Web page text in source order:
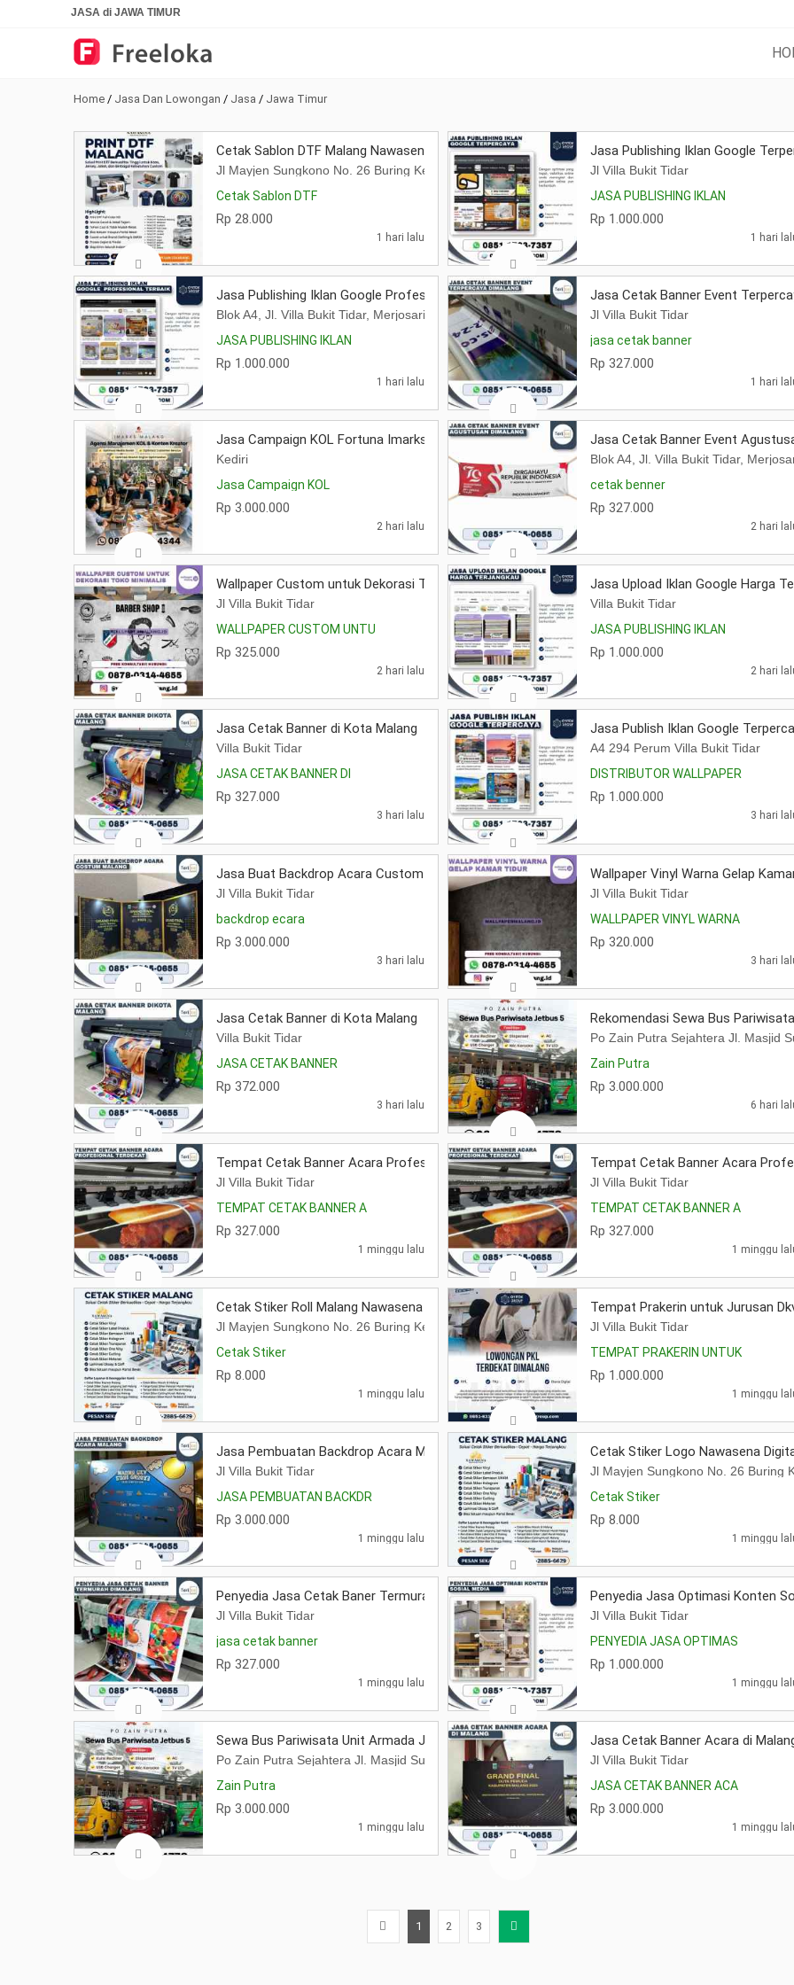
JASA di JAWA TIMUR
Home / Jasa Dan Lowongan / Jasa / Jawa Timur
Cetak Sablon DTF Malang Nawasena Digital Printing
Jl Mayjen Sungkono No. 26 Buring Kedungkandang Malang
Cetak Sablon DTF
Rp 28.000
1 hari lalu
Jasa Publishing Iklan Google
Jl Villa Bukit Tidar
JASA PUBLISHING IKLAN
Rp 1.000.000
1 hari
Jasa Publishing Iklan Google Profesional Terbaik
Blok A4, Jl. Villa Bukit Tidar, Merjosari, Kec. Lowokwaru, Kota Malang, Jawa Timur 65144
JASA PUBLISHING IKLAN
Rp 1.000.000
1 hari lalu
Jasa Cetak Banner Event
Jl Villa Bukit Tidar
jasa cetak banner
Rp 327.000
1 hari
Jasa Campaign KOL Fortuna Imarks di Jawa Timur
Kediri
Jasa Campaign KOL
Rp 3.000.000
2 hari lalu
Jasa Cetak Banner Event
Blok A4, Jl. Villa Bukit Tidar,
cetak benner
Rp 327.000
2 hari
Wallpaper Custom untuk Dekorasi Toko Minimalis
Jl Villa Bukit Tidar
WALLPAPER CUSTOM UNTU
Rp 325.000
2 hari lalu
Jasa Upload Iklan Google Harga
Villa Bukit Tidar
JASA PUBLISHING IKLAN
Rp 1.000.000
2 hari
Jasa Cetak Banner di Kota Malang
Villa Bukit Tidar
JASA CETAK BANNER DI
Rp 327.000
3 hari lalu
Jasa Publish Iklan Google
A4 294 Perum Villa Bukit Tidar
DISTRIBUTOR WALLPAPER
Rp 1.000.000
3 hari
Jasa Buat Backdrop Acara Custom Malang
Jl Villa Bukit Tidar
backdrop ecara
Rp 3.000.000
3 hari lalu
Wallpaper Vinyl Warna Gelap
Jl Villa Bukit Tidar
WALLPAPER VINYL WARNA
Rp 320.000
3 hari
Jasa Cetak Banner di Kota Malang
Villa Bukit Tidar
JASA CETAK BANNER
Rp 372.000
3 hari lalu
Rekomendasi Sewa Bus
Po Zain Putra Sejahtera Jl. Masjid
Zain Putra
Rp 3.000.000
6 hari
Tempat Cetak Banner Acara Profesional Terdekat
Jl Villa Bukit Tidar
TEMPAT CETAK BANNER A
Rp 327.000
1 minggu lalu
Tempat Cetak Banner Acara
Jl Villa Bukit Tidar
TEMPAT CETAK BANNER A
Rp 327.000
1 minggu
Cetak Stiker Roll Malang Nawasena Digital Printing
Jl Mayjen Sungkono No. 26 Buring Kedungkandang Malang
Cetak Stiker
Rp 8.000
1 minggu lalu
Tempat Prakerin untuk Jurusan
Jl Villa Bukit Tidar
TEMPAT PRAKERIN UNTUK
Rp 1.000.000
1 minggu
Jasa Pembuatan Backdrop Acara Malang
Jl Villa Bukit Tidar
JASA PEMBUATAN BACKDR
Rp 3.000.000
1 minggu lalu
Cetak Stiker Logo Nawasena
Jl Mayjen Sungkono No. 26 Buring
Cetak Stiker
Rp 8.000
1 minggu
Penyedia Jasa Cetak Baner Termurah di Malang
Jl Villa Bukit Tidar
jasa cetak banner
Rp 327.000
1 minggu lalu
Penyedia Jasa Optimasi Konten
Jl Villa Bukit Tidar
PENYEDIA JASA OPTIMAS
Rp 1.000.000
1 minggu
Sewa Bus Pariwisata Unit Armada JB5 Jetbus 5 Tipe Terbaru Kediri
Po Zain Putra Sejahtera Jl. Masjid Subulussalam No. 284, Ngatup, Kambingan, Kec. Pagu, Kabupaten
Zain Putra
Rp 3.000.000
1 minggu lalu
Jasa Cetak Banner Acara di
Jl Villa Bukit Tidar
JASA CETAK BANNER ACA
Rp 3.000.000
1 minggu
1 2 3